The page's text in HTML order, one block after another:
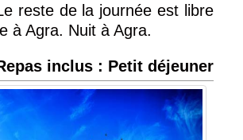
reste de la journée est libre
à Agra. Nuit à Agra.
inclus : Petit déjeuner